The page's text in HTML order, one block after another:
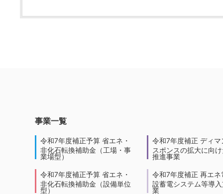
事業一覧
令和7年度補正予算 省エネ・
非化石転換補助金（工場・事
業場型）
令和7年度補正予算 省エネ・
非化石転換補助金（設備単位
型）
令和7年度補正 ディマ
スポンスの拡大に向
推進事業
令和7年度補正 再エネ
設蓄電システム等導
業